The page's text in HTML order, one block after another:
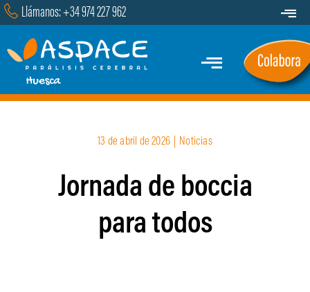
Saltar
contenido
Llámanos: +34 974 227 962
Toggle
Transparencia
Contacto
Toggle
Navigation
Servicios y Programas
13 de abril de 2026 Noticias
Jornada de boccia
para todos